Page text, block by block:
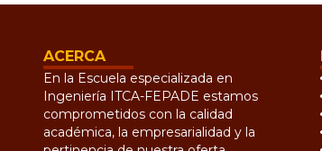
ACERCA
En la Escuela especializada en
Ingeniería ITCA-FEPADE estamos
comprometidos con la calidad
académica, la empresarialidad y la